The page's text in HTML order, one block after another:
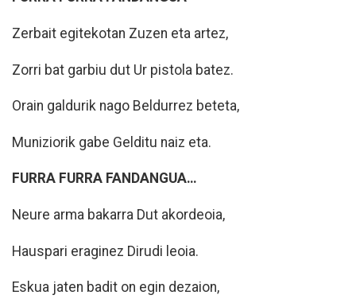
Zerbait egitekotan Zuzen eta artez,
Zorri bat garbiu dut Ur pistola batez.
Orain galdurik nago Beldurrez beteta,
Muniziorik gabe Gelditu naiz eta.
FURRA FURRA FANDANGUA…
Neure arma bakarra Dut akordeoia,
Hauspari eraginez Dirudi leoia.
Eskua jaten badit on egin dezaion,